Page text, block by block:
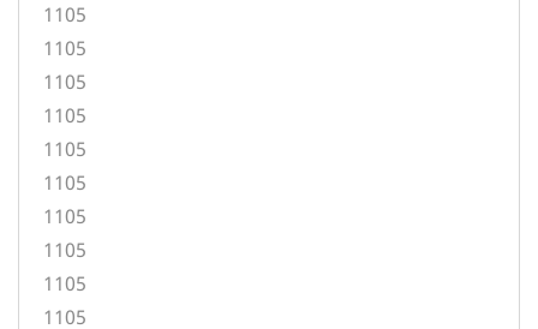
1105
1105
1105
1105
1105
1105
1105
1105
1105
1105